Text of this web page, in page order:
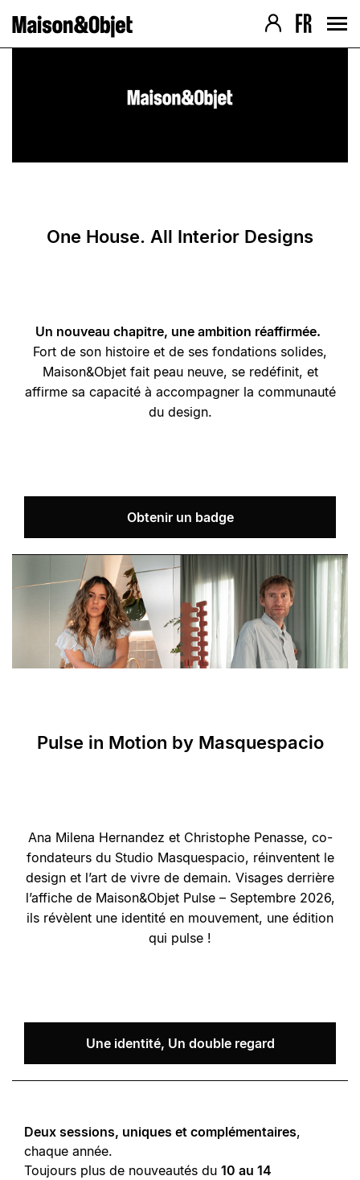
Navigation version Desktop
› Aller au contenu
› Retour au menu
Contenu de la page
› Aller au pied de page
› Retour au menu
One House. All Interior Designs
Un nouveau chapitre, une ambition réaffirmée.
Fort de son histoire et de ses fondations solides,
Maison&Objet fait peau neuve, se redéfinit, et
affirme sa capacité à accompagner la communauté
du design.
Obtenir un badge
Pulse in Motion by Masquespacio
Ana Milena Hernandez et Christophe Penasse, co-
fondateurs du Studio Masquespacio, réinventent le
design et l’art de vivre de demain. Visages derrière
l’affiche de Maison&Objet Pulse – Septembre 2026,
ils révèlent une identité en mouvement, une édition
qui pulse !
Une identité, Un double regard
Deux sessions, uniques et complémentaires,
chaque année.
Toujours plus de nouveautés du 10 au 14